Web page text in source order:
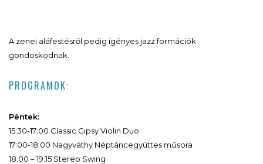
A zenei aláfestésről pedig igényes jazz formációk
gondoskodnak.
PROGRAMOK:
Péntek:
15:30-17:00 Classic Gipsy Violin Duo
17:00-18:00 Nagyváthy Néptáncegyüttes műsora
18:00 – 19:15 Stereo Swing